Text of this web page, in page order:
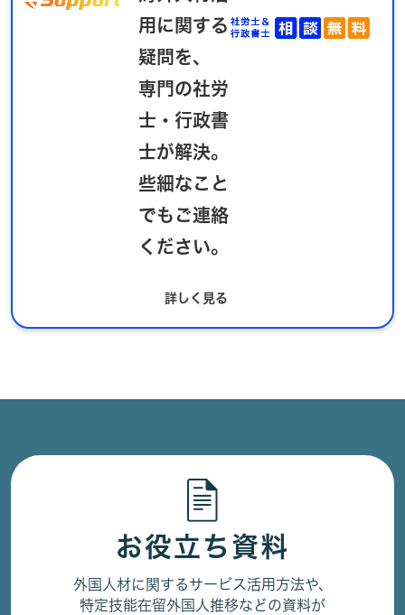
用に関する
疑問を、
専門の社労
士・行政書
士が解決。
些細なこと
でもご連絡
ください。
詳しく見る
お役立ち資料
外国人材に関するサービス活用方法や、
特定技能在留外国人推移などの資料が